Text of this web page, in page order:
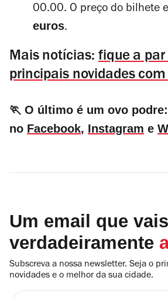
00.00. O preço do bilhete
euros.
Mais notícias: fique a par
principais novidades
🏃 O último é um ovo
no Facebook, Instagram e
Um email que vais
verdadeiramente
Subscreva a nossa newsletter. Seja o
novidades e o melhor da sua cidade.